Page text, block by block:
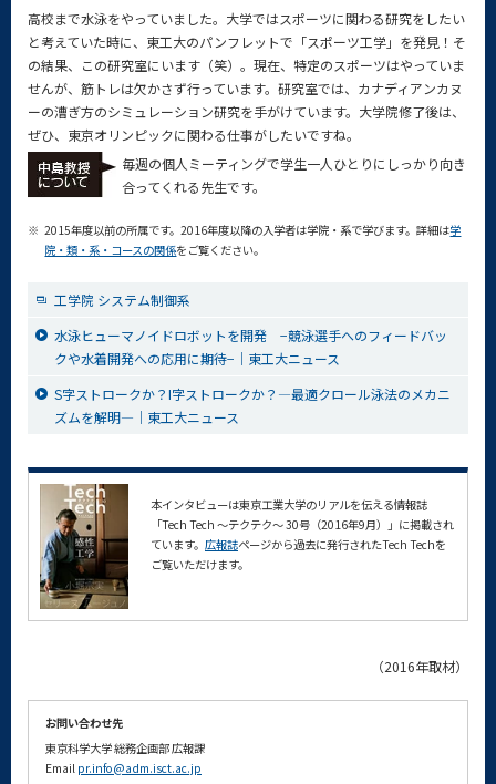
高校まで水泳をやっていました。大学ではスポーツに関わる研究をしたい
と考えていた時に、東工大のパンフレットで「スポーツ工学」を発見！そ
の結果、この研究室にいます（笑）。現在、特定のスポーツはやっていま
せんが、筋トレは欠かさず行っています。研究室では、カナディアンカヌ
ーの漕ぎ方のシミュレーション研究を手がけています。大学院修了後は、
ぜひ、東京オリンピックに関わる仕事がしたいですね。
毎週の個人ミーティングで学生一人ひとりにしっかり向き
合ってくれる先生です。
※ 2015年度以前の所属です。2016年度以降の入学者は学院・系で学びます。詳細は学
院・類・系・コースの関係をご覧ください。
工学院 システム制御系
水泳ヒューマノイドロボットを開発 −競泳選手へのフィードバッ
クや水着開発への応用に期待−｜東工大ニュース
S字ストロークか？I字ストロークか？—最適クロール泳法のメカニ
ズムを解明—｜東工大ニュース
本インタビューは東京工業大学のリアルを伝える情報誌
「Tech Tech ～テクテク～ 30号（2016年9月）」に掲載され
ています。 広報誌ページから過去に発行されたTech Techを
ご覧いただけます。
（2016年取材）
お問い合わせ先
東京科学大学総務企画部広報課
Email pr.info@adm.isct.ac.jp